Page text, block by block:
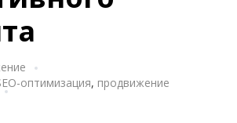
оптимизация, продвижение